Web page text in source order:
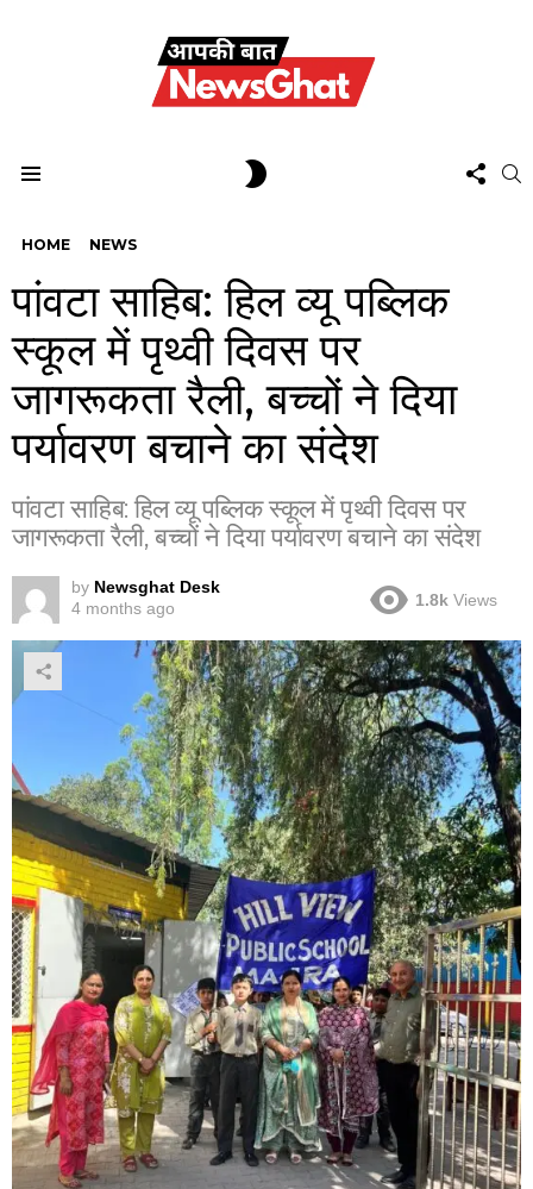
US
HOME NEWS
पांवटा साहिब: हिल व्यू पब्लिक
स्कूल में पृथ्वी दिवस पर
जागरूकता रैली, बच्चों ने दिया
पर्यावरण बचाने का संदेश
पांवटा साहिब: हिल व्यू पब्लिक स्कूल में पृथ्वी दिवस पर
जागरूकता रैली, बच्चों ने दिया पर्यावरण बचाने का संदेश
by Newsghat Desk
4 months ago
1.8k Views